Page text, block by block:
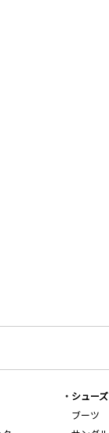
シューズ
ブーツ